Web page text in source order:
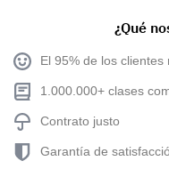
¿Qué
El 95% de los
1.000.000+ clases
Contrato justo
Garantía de